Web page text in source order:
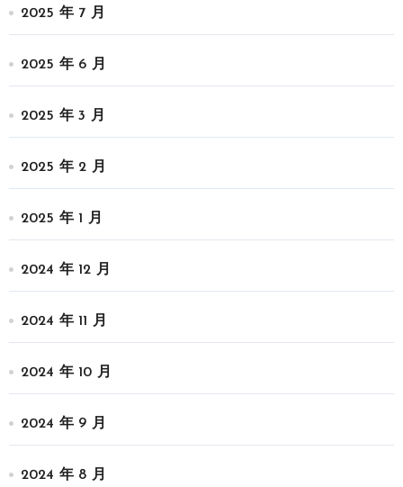
2025 年 7 月
2025 年 6 月
2025 年 3 月
2025 年 2 月
2025 年 1 月
2024 年 12 月
2024 年 11 月
2024 年 10 月
2024 年 9 月
2024 年 8 月